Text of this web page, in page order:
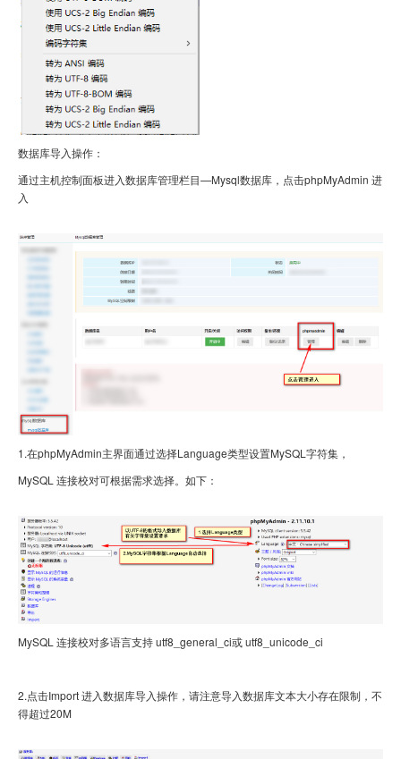
数据库导入操作：
通过主机控制面板进入数据库管理栏目—Mysql数据库，点击phpMyAdmin 进
入
1.在phpMyAdmin主界面通过选择Language类型设置MySQL 字符集，
MySQL 连接校对可根据需求选择。如下：
MySQL 连接校对多语言支持utf8_general_ci或 utf8_unicode_ci
2.点击Import进入数据库导入操作，请注意导入数据库文本大小存在限制，不
得超过20M